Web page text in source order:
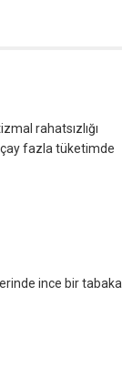
rahatsızlığı
çay fazla tüketimde
ince bir tabaka